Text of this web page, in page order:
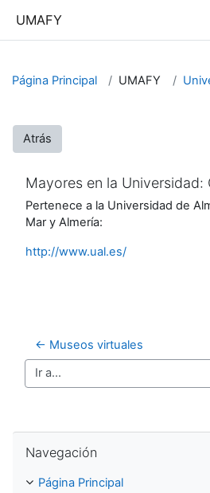
UMAFY
Página Principal UMAFY
Atrás
Mayores en la Universidad:
Pertenece a la Universidad de
Mar y Almería:
http://www.ual.es/
← Museos virtuales
Ir a...
Navegación
Página Principal